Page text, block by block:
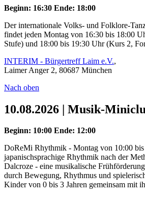
Beginn: 16:30 Ende: 18:00
Der internationale Volks- und Folklore-
findet jeden Montag von 16:30 bis 18:00
Stufe) und 18:00 bis 19:30 Uhr (Kurs 2,
INTERIM - Bürgertreff Laim e.V.,
Laimer Anger 2, 80687 München
Nach oben
10.08.2026 | Musik-
Beginn: 10:00 Ende: 12:00
DoReMi Rhythmik - Montag von 10:00
japanischsprachige Rhythmik nach der
Dalcroze - eine musikalische
durch Bewegung, Rhythmus und
Kinder von 0 bis 3 Jahren gemeinsam mit